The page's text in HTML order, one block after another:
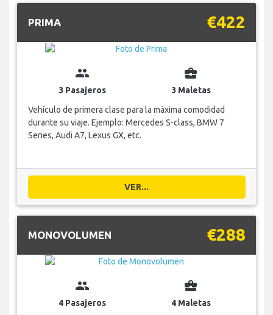
PRIMA €422
group
3 Pasajeros
business_center
3 Maletas
Vehículo de primera clase para la máxima comodidad
durante su viaje. Ejemplo: Mercedes S-class, BMW 7
Series, Audi A7, Lexus GX, etc.
VER...
MONOVOLUMEN €288
group
4 Pasajeros
business_center
4 Maletas